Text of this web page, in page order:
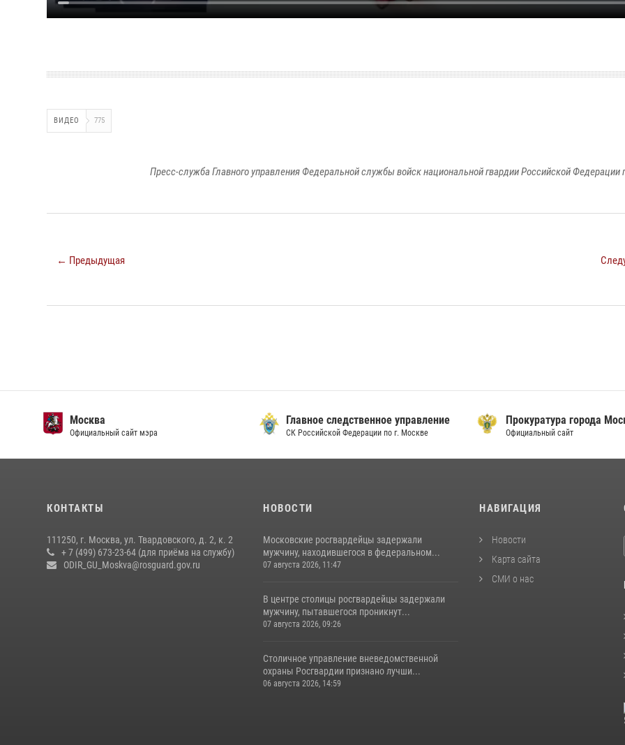
ВИДЕО 775
Пресс-служба Главного управления Федеральной службы войск национальной гвардии Российской Федерации
← Предыдущая
Москва
Официальный сайт мэра
Главное следственное управление
СК Российской Федерации по г. Москве
Прокуратура города
Официальный сайт
КОНТАКТЫ
111250, г. Москва, ул. Твардовского, д. 2, к. 2
+ 7 (499) 673-23-64 (для приёма на службу)
ODIR_GU_Moskva@rosguard.gov.ru
НОВОСТИ
Московские росгвардейцы задержали
мужчину, находившегося в федеральном...
07 августа 2026, 11:47
В центре столицы росгвардейцы задержали
мужчину, пытавшегося проникнут...
07 августа 2026, 09:26
Столичное управление вневедомственной
охраны Росгвардии признано лучши...
06 августа 2026, 14:59
НАВИГАЦИЯ
Новости
Карта сайта
СМИ о нас